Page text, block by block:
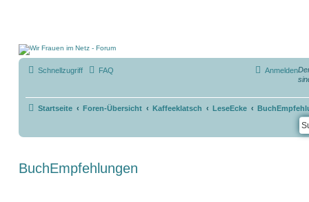
Schnellzugriff FAQ Anmelden
Startseite Foren-Übersicht Kaffeeklatsch LeseEcke
BuchEmpfehlungen